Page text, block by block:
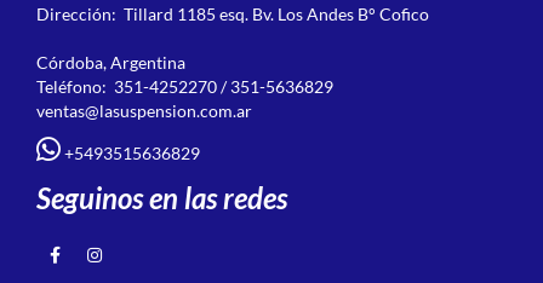
Dirección: Tillard 1185 esq. Bv. Los Andes B° Cofico
Córdoba, Argentina
Teléfono: 351-4252270 / 351-5636829
ventas@lasuspension.com.ar
+5493515636829
Seguinos en las redes